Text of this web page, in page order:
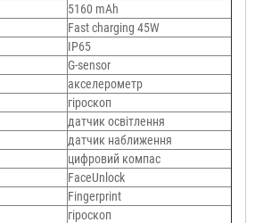
5160 mAh
Fast charging 45W
IP65
G-sensor
акселерометр
гіроскоп
датчик освітлення
датчик наближення
цифровий компас
FaceUnlock
Fingerprint
гіроскоп